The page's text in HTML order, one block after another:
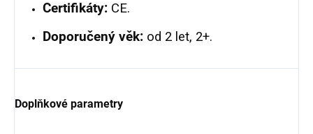
Certifikáty: CE.
Doporučený věk: od 2 let, 2+.
Doplňkové parametry